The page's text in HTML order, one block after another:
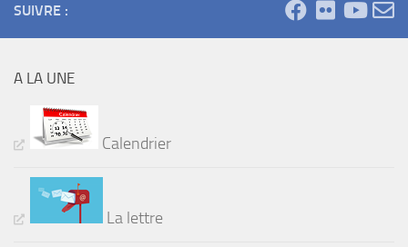
SUIVRE :
A LA UNE
Calendrier
La lettre